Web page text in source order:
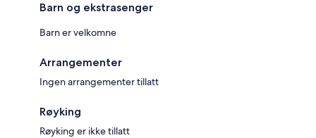
Barn og ekstrasenger
Barn er velkomne
Arrangementer
Ingen arrangementer tillatt
Røyking
Røyking er ikke tillatt